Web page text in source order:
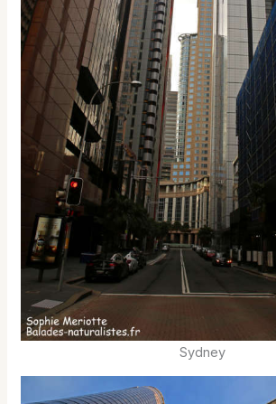
Sydney